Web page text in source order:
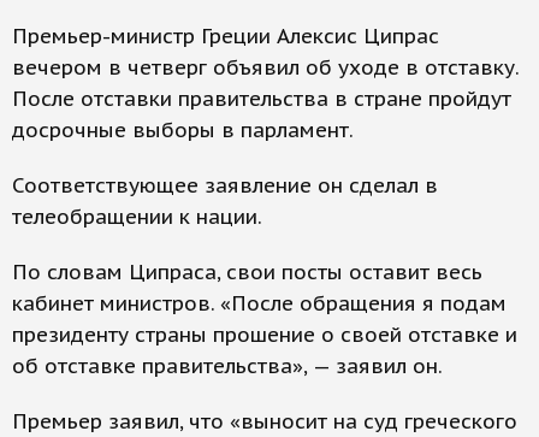
Премьер-министр Греции Алексис Ципрас
вечером в четверг объявил об уходе в отставку.
После отставки правительства в стране пройдут
досрочные выборы в парламент.
Соответствующее заявление он сделал в
телеобращении к нации.
По словам Ципраса, свои посты оставит весь
кабинет министров. «После обращения я подам
президенту страны прошение о своей отставке и
об отставке правительства», — заявил он.
Премьер заявил, что «выносит на суд греческого